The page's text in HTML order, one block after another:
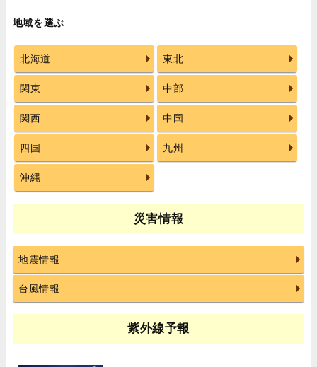
地域を選ぶ
北海道 東北
関東 中部
関西 中国
四国 九州
沖縄
災害情報
地震情報
台風情報
紫外線予報